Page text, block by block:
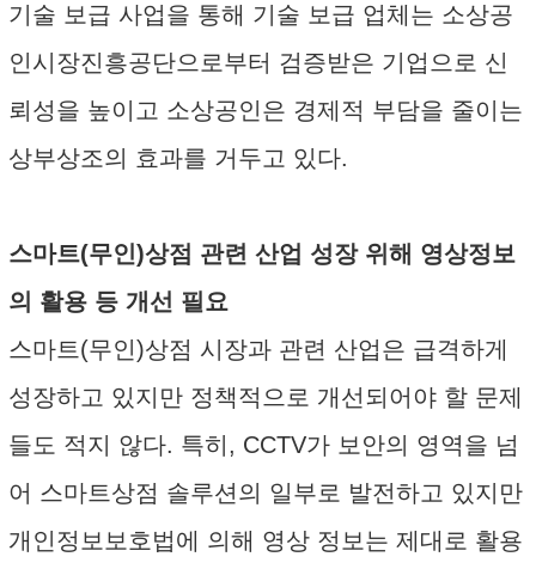
기술 보급 사업을 통해 기술 보급 업체는 소상공
인시장진흥공단으로부터 검증받은 기업으로 신
뢰성을 높이고 소상공인은 경제적 부담을 줄이는
상부상조의 효과를 거두고 있다.
스마트(무인)상점 관련 산업 성장 위해 영상정보
의 활용 등 개선 필요
스마트(무인)상점 시장과 관련 산업은 급격하게
성장하고 있지만 정책적으로 개선되어야 할 문제
들도 적지 않다. 특히, CCTV가 보안의 영역을 넘
어 스마트상점 솔루션의 일부로 발전하고 있지만
개인정보보호법에 의해 영상 정보는 제대로 활용